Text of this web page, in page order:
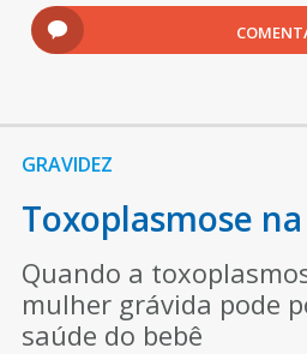
GRAVIDEZ
Toxoplasmose
Quando a
mulher grávida pode
saúde do bebê